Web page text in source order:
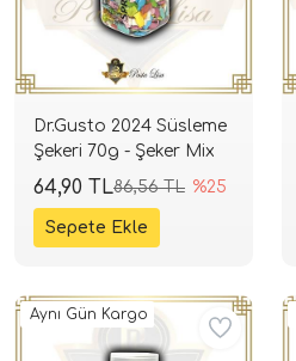
Dr.Gusto 2024 Süsleme
Şekeri 70g - Şeker Mix
86,56 TL %25
64,90 TL
Aynı Gün Kargo